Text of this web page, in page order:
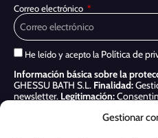
Gestionar
Correo electrónico
He leído y acepto la Política de
Información básica sobre la
GHESSU BATH S.L. Finalidad:
newsletter. Legitimación:
Acceder, rectificar y suprimir, así